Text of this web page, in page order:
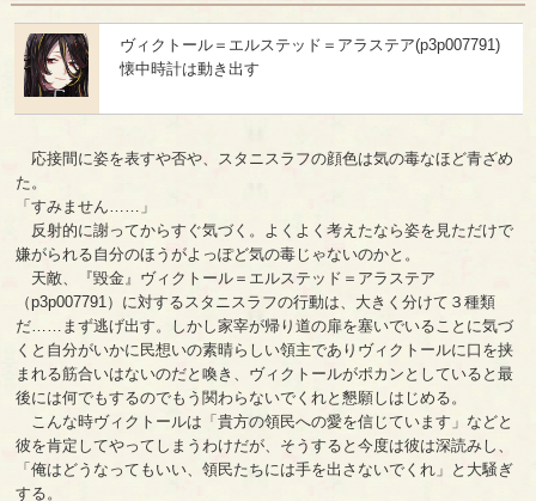
ヴィクトール＝エルステッド＝アラステア(p3p007791)
懐中時計は動き出す
応接間に姿を表すや否や、スタニスラフの顔色は気の毒なほど青ざめ
た。
「すみません……」
反射的に謝ってからすぐ気づく。よくよく考えたなら姿を見ただけで
嫌がられる自分のほうがよっぽど気の毒じゃないのかと。
天敵、『毀金』ヴィクトール＝エルステッド＝アラステア
（p3p007791）に対するスタニスラフの行動は、大きく分けて３種類
だ……まず逃げ出す。しかし家宰が帰り道の扉を塞いでいることに気づ
くと自分がいかに民想いの素晴らしい領主でありヴィクトールに口を挟
まれる筋合いはないのだと喚き、ヴィクトールがポカンとしていると最
後には何でもするのでもう関わらないでくれと懇願しはじめる。
こんな時ヴィクトールは「貴方の領民への愛を信じています」などと
彼を肯定してやってしまうわけだが、そうすると今度は彼は深読みし、
「俺はどうなってもいい、領民たちには手を出さないでくれ」と大騒ぎ
する。